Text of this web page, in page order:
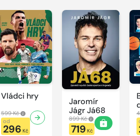
Vládci hry
599 Kč
od
296 Kč
Jaromír
Jágr Já68
899 Kč
719 Kč